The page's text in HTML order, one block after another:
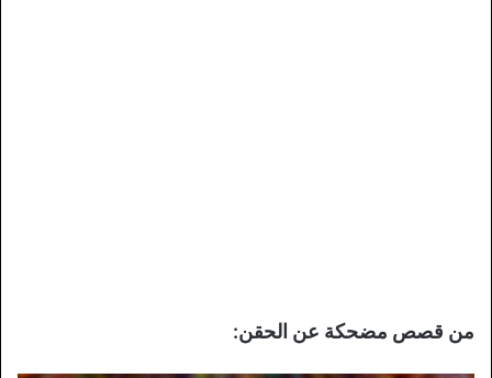
من قصص مضحكة عن الحقن: